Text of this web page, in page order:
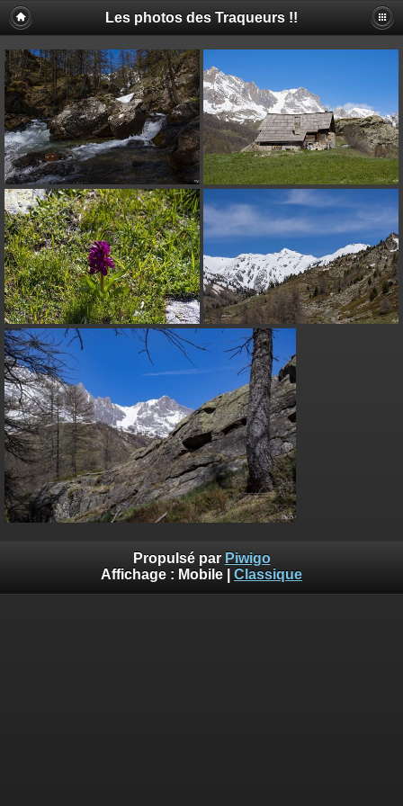
Les photos des Traqueurs !!
Propulsé par Piwigo
Affichage : Mobile Classique